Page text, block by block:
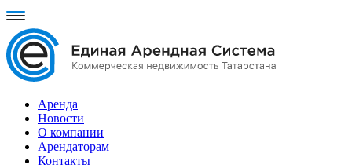
Аренда
Новости
О компании
Арендаторам
Контакты